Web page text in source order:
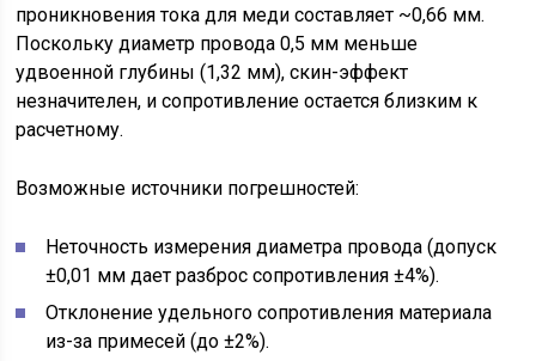
проникновения тока для меди составляет ~0,66 мм.
Поскольку диаметр провода 0,5 мм меньше
удвоенной глубины (1,32 мм), скин-эффект
незначителен, и сопротивление остается близким к
расчетному.
Возможные источники погрешностей:
Неточность измерения диаметра провода (допуск
±0,01 мм дает разброс сопротивления ±4%).
Отклонение удельного сопротивления материала
из-за примесей (до ±2%).